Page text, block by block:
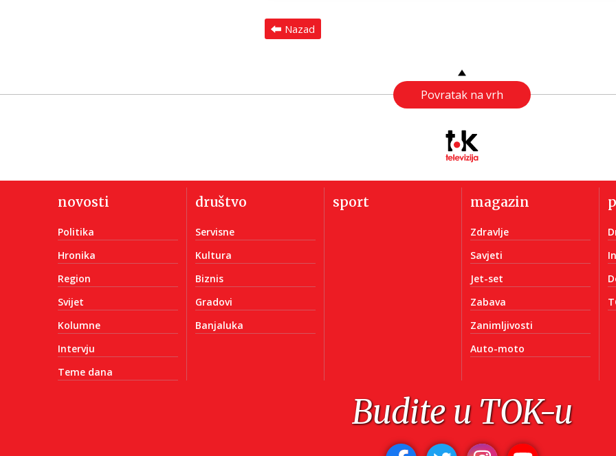
Nazad
Povratak na vrh
novosti
Politika
Hronika
Region
Svijet
Kolumne
Intervju
Teme dana
društvo
Servisne
Kultura
Biznis
Gradovi
Banjaluka
sport magazin
Zdravlje
Savjeti
Jet-set
Zabava
Zanimljivosti
Auto-moto
Budite u TOK-u